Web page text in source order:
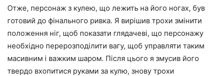
Отже, персонаж з кулею, що лежить на його ногах, був
готовий до фінального ривка. Я вирішив трохи змінити
положення ніг, щоб показати глядачеві, що персонажу
необхідно перерозподілити вагу, щоб управляти таким
масивним і важким шаром. Після цього я змусив його
твердо вхопитися руками за кулю, знову трохи